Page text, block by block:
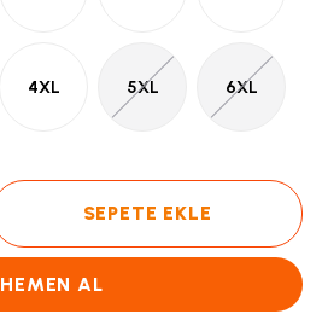
4XL 5XL 6XL
SEPETE EKLE
HEMEN AL